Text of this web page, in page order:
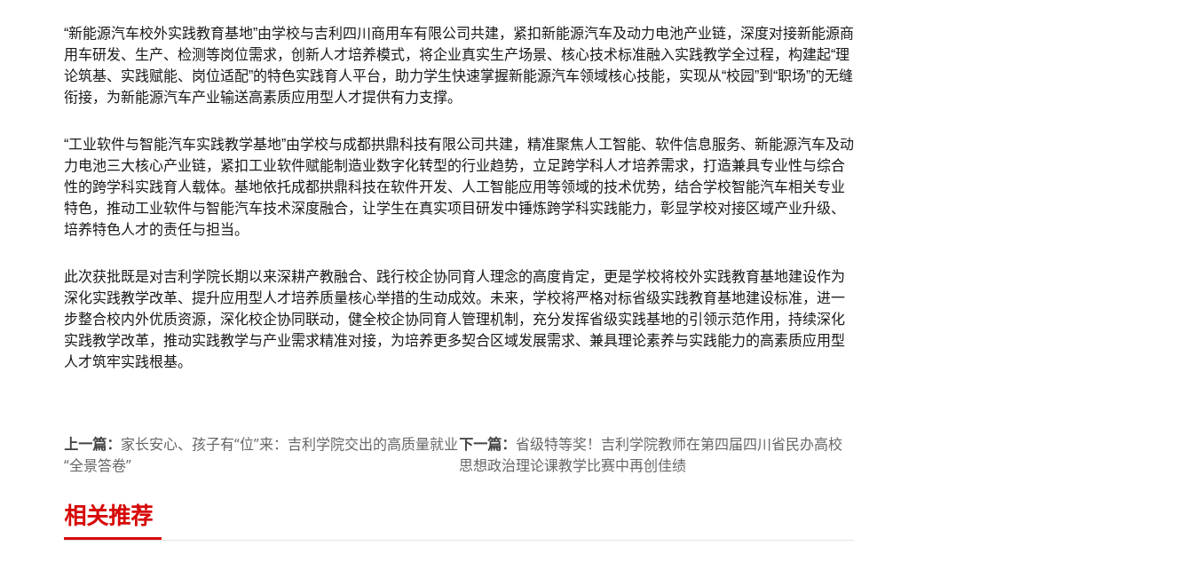
“新能源汽车校外实践教育基地”由学校与吉利四川商用车有限公司共建，紧扣新能源汽车及动力电池产业链，深度对接新能源商
用车研发、生产、检测等岗位需求，创新人才培养模式，将企业真实生产场景、核心技术标准融入实践教学全过程，构建起“理
论筑基、实践赋能、岗位适配”的特色实践育人平台，助力学生快速掌握新能源汽车领域核心技能，实现从“校园”到“职场”的无缝
衔接，为新能源汽车产业输送高素质应用型人才提供有力支撑。
“工业软件与智能汽车实践教学基地”由学校与成都拱鼎科技有限公司共建，精准聚焦人工智能、软件信息服务、新能源汽车及动
力电池三大核心产业链，紧扣工业软件赋能制造业数字化转型的行业趋势，立足跨学科人才培养需求，打造兼具专业性与综合
性的跨学科实践育人载体。基地依托成都拱鼎科技在软件开发、人工智能应用等领域的技术优势，结合学校智能汽车相关专业
特色，推动工业软件与智能汽车技术深度融合，让学生在真实项目研发中锤炼跨学科实践能力，彰显学校对接区域产业升级、
培养特色人才的责任与担当。
此次获批既是对吉利学院长期以来深耕产教融合、践行校企协同育人理念的高度肯定，更是学校将校外实践教育基地建设作为
深化实践教学改革、提升应用型人才培养质量核心举措的生动成效。未来，学校将严格对标省级实践教育基地建设标准，进一
步整合校内外优质资源，深化校企协同联动，健全校企协同育人管理机制，充分发挥省级实践基地的引领示范作用，持续深化
实践教学改革，推动实践教学与产业需求精准对接，为培养更多契合区域发展需求、兼具理论素养与实践能力的高素质应用型
人才筑牢实践根基。
上一篇： 家长安心、孩子有“位”来：吉利学院交出的高质量就业
“全景答卷”
下一篇： 省级特等奖！吉利学院教师在第四届四川省民办高校
思想政治理论课教学比赛中再创佳绩
相关推荐